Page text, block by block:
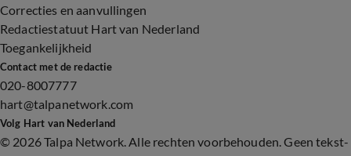
Correcties en aanvullingen
Redactiestatuut Hart van Nederland
Toegankelijkheid
Contact met de redactie
020-8007777
hart@talpanetwork.com
Volg Hart van Nederland
© 2026 Talpa Network. Alle rechten voorbehouden. Geen tekst-